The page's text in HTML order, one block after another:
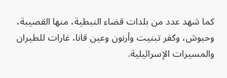
كما شهد عدد من بلدات قضاء النبطية، منها القصيبة،
وحبوش، وكفر تبنيت وأرنون وعين قانا، غارات للطيران
والمسيرات الإسرائيلية.